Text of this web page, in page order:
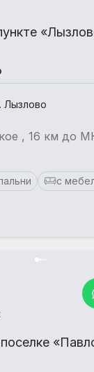
Лызлово
, 16 км до
с